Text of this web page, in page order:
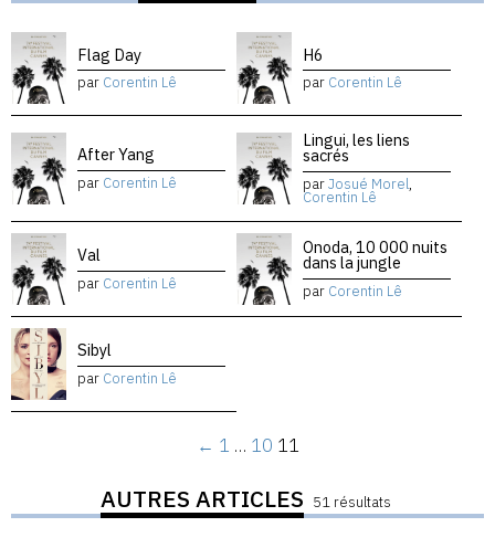
Flag Day
par Corentin Lê
H6
par Corentin Lê
After Yang
par Corentin Lê
Lingui, les liens
sacrés
parJosué Morel,
Corentin Lê
Val
par Corentin Lê
Onoda, 10 000 nuits
dans la jungle
par Corentin Lê
Sibyl
par Corentin Lê
← 1 … 10 11
AUTRES ARTICLES 51 résultats